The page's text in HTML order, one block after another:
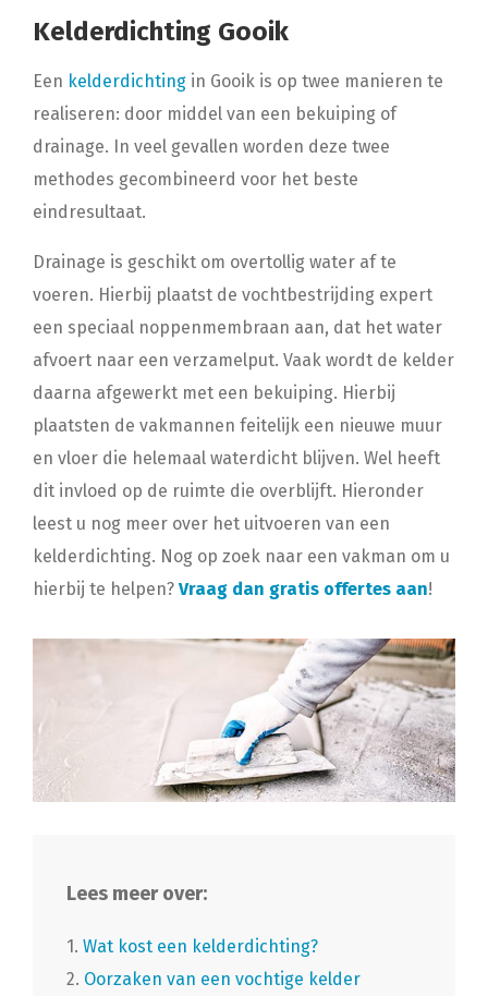
Kelderdichting Gooik
Een kelderdichting in Gooik is op twee manieren te
realiseren: door middel van een bekuiping of
drainage. In veel gevallen worden deze twee
methodes gecombineerd voor het beste
eindresultaat.
Drainage is geschikt om overtollig water af te
voeren. Hierbij plaatst de vochtbestrijding expert
een speciaal noppenmembraan aan, dat het water
afvoert naar een verzamelput. Vaak wordt de kelder
daarna afgewerkt met een bekuiping. Hierbij
plaatsten de vakmannen feitelijk een nieuwe muur
en vloer die helemaal waterdicht blijven. Wel heeft
dit invloed op de ruimte die overblijft. Hieronder
leest u nog meer over het uitvoeren van een
kelderdichting. Nog op zoek naar een vakman om u
hierbij te helpen? Vraag dan gratis offertes aan!
Lees meer over:
1. Wat kost een kelderdichting?
2. Oorzaken van een vochtige kelder